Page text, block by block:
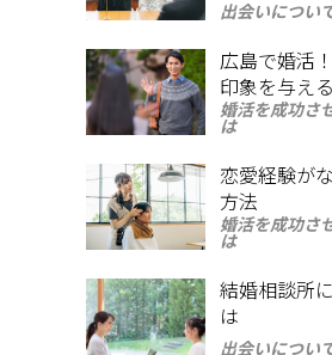
出会いについ
広島で婚活
印象を与え
婚活を成功さ
は
恋愛経験が
方法
婚活を成功さ
は
結婚相談所
は
出会いについ